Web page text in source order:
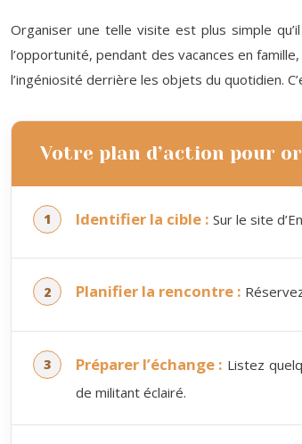
Organiser une telle visite est plus simple
l’opportunité, pendant des vacances en
l’ingéniosité derrière les objets du quotidien.
Votre plan d’action pour
Identifier la cible : Sur le site
Planifier la rencontre :
Préparer l’échange : Listez
de militant éclairé.